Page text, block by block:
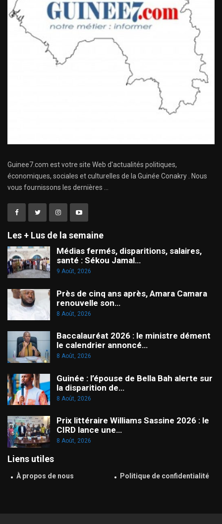
Guinee7.com est votre site Web d'actualités politiques,
économiques, sociales et culturelles de la Guinée Conakry . Nous
vous fournissons les dernières ...
Les + Lus de la semaine
Médias fermés, disparitions, salaires,
santé : Sékou Jamal…
9 Août, 2026
Près de cinq ans après, Amara Camara
renouvelle son…
8 Août, 2026
Baccalauréat 2026 : le ministre dément
le calendrier annoncé…
8 Août, 2026
Guinée : l’épouse de Bella Bah alerte sur
la disparition de…
8 Août, 2026
Prix littéraire Williams Sassine 2026 : le
CIRD lance une…
8 Août, 2026
Liens utiles
À propos de nous Politique de confidentialité